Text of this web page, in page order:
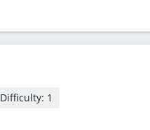
Difficulty: 1